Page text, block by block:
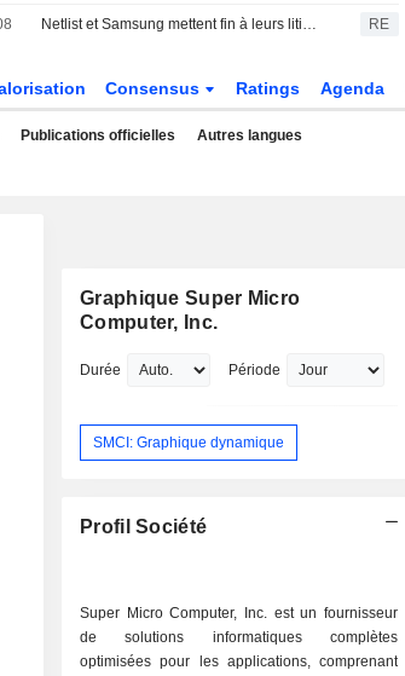
Netlist et Samsung mettent fin à leurs litiges de brevets via un nouvel accord de cinq ans sur les mémoires RE
Consensus Ratings Agenda
Publications officielles Autres langues
Graphique Super Micro
Computer, Inc.
Durée Période
SMCI: Graphique dynamique
Profil Société
Super Micro Computer, Inc. est un fournisseur
de solutions informatiques complètes
optimisées pour les applications, comprenant